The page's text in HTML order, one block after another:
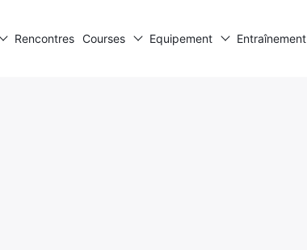
Rencontres Courses Equipement Entraînement